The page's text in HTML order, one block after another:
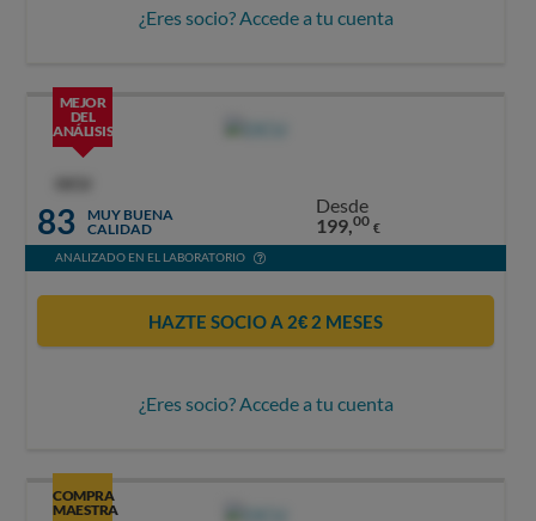
¿Eres socio? Accede a tu cuenta
MEJOR
DEL
ANÁLISIS
83
MUY BUENA
CALIDAD
Desde
199,00 €
ANALIZADO EN EL LABORATORIO
HAZTE SOCIO A 2€ 2 MESES
¿Eres socio? Accede a tu cuenta
COMPRA
MAESTRA